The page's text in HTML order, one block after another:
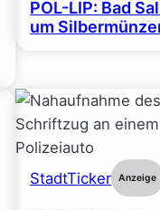
POL-LIP: Bad
um
StadtTicker Anzeige